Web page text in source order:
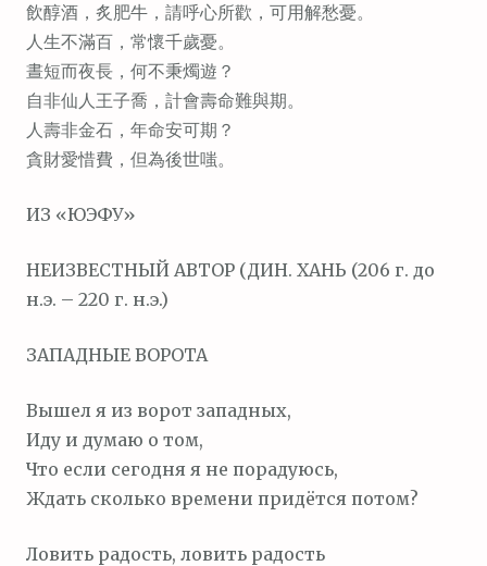
飲醇酒，炙肥牛，請呼心所歡，可用解愁憂。
人生不滿百，常懷千歲憂。
晝短而夜長，何不秉燭遊？
自非仙人王子喬，計會壽命難與期。
人壽非金石，年命安可期？
貪財愛惜費，但為後世嗤。
ИЗ «ЮЭФУ»
НЕИЗВЕСТНЫЙ АВТОР (ДИН. ХАНЬ (206 г. до
н.э. – 220 г. н.э.)
ЗАПАДНЫЕ ВОРОТА
Вышел я из ворот западных,
Иду и думаю о том,
Что если сегодня я не порадуюсь,
Ждать сколько времени придётся потом?
Ловить радость, ловить радость